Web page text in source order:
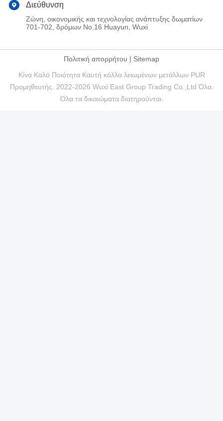
Διεύθυνση
Ζώνη, οικονομικής και τεχνολογίας ανάπτυξης δωματίων
701-702, δρόμων No.16 Huayun, Wuxi
Πολιτική απορρήτου | Sitemap
Κίνα Καλό Ποιότητα Καυτή κόλλα λειωμένων μετάλλων PUR
Προμηθευτής. 2022-2026 Wuxi East Group Trading Co.,Ltd Όλα.
Όλα τα δικαιώματα διατηρούνται.